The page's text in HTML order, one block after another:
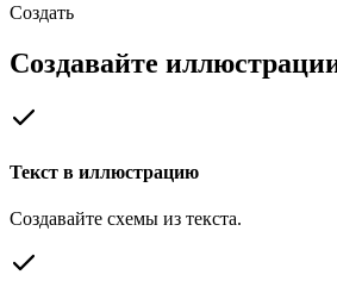
Создать
Создавайте
Текст в иллюстрацию
Создавайте схемы из текста.